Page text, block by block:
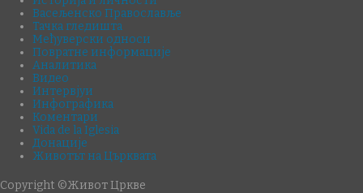
Васељенско Православље
Тачка гледишта
Међуверски односи
Повратне информације
Аналитика
Видео
Интервјуи
Инфографика
Коментари
Vida de la Iglesia
Донације
Животът на Църквата
Copyright ©Живот Цркве